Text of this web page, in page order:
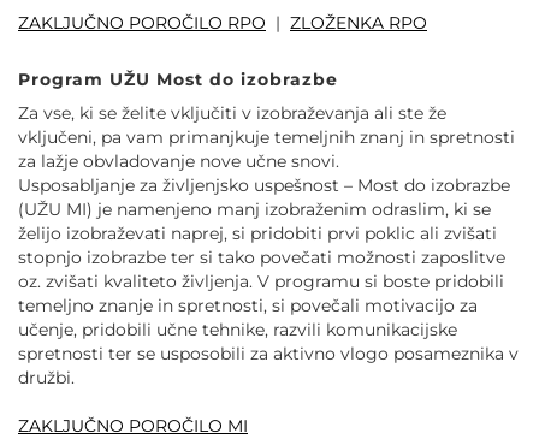
ZAKLJUČNO POROČILO RPO | ZLOŽENKA RPO
Program UŽU Most do izobrazbe
Za vse, ki se želite vključiti v izobraževanja ali ste že
vključeni, pa vam primanjkuje temeljnih znanj in spretnosti
za lažje obvladovanje nove učne snovi.
Usposabljanje za življenjsko uspešnost – Most do izobrazbe
(UŽU MI) je namenjeno manj izobraženim odraslim, ki se
želijo izobraževati naprej, si pridobiti prvi poklic ali zvišati
stopnjo izobrazbe ter si tako povečati možnosti zaposlitve
oz. zvišati kvaliteto življenja. V programu si boste pridobili
temeljno znanje in spretnosti, si povečali motivacijo za
učenje, pridobili učne tehnike, razvili komunikacijske
spretnosti ter se usposobili za aktivno vlogo posameznika v
družbi.
ZAKLJUČNO POROČILO MI